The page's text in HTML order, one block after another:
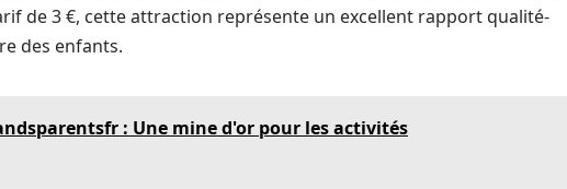
de 3 €, cette attraction représente un excellent rapport qualité-
des enfants.
: Une mine d'or pour les activités